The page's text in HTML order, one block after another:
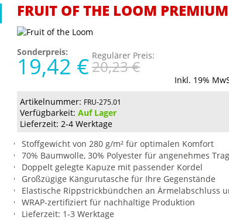
FRUIT OF THE LOOM
Sonderpreis:
19,42 € Regulärer Preis:
20,23 €
Inkl. 19%
Artikelnummer: FRU-275.01
Verfügbarkeit: Auf Lager
Lieferzeit: 2-4 Werktage
Stoffgewicht von 280 g/m² für optimalen Komfort
70% Baumwolle, 30% Polyester für angenehmes
Doppelt gelegte Kapuze mit passender Kordel
Großzügige Kängurutasche für Ihre Gegenstände
Elastische Rippstrickbündchen an Ärmelabschluss
WRAP-zertifiziert für nachhaltige Produktion
Lieferzeit: 1-3 Werktage